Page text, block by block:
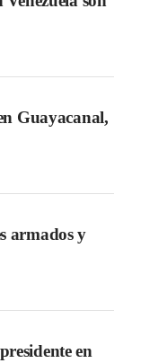
Guayacanal,
armados y
en